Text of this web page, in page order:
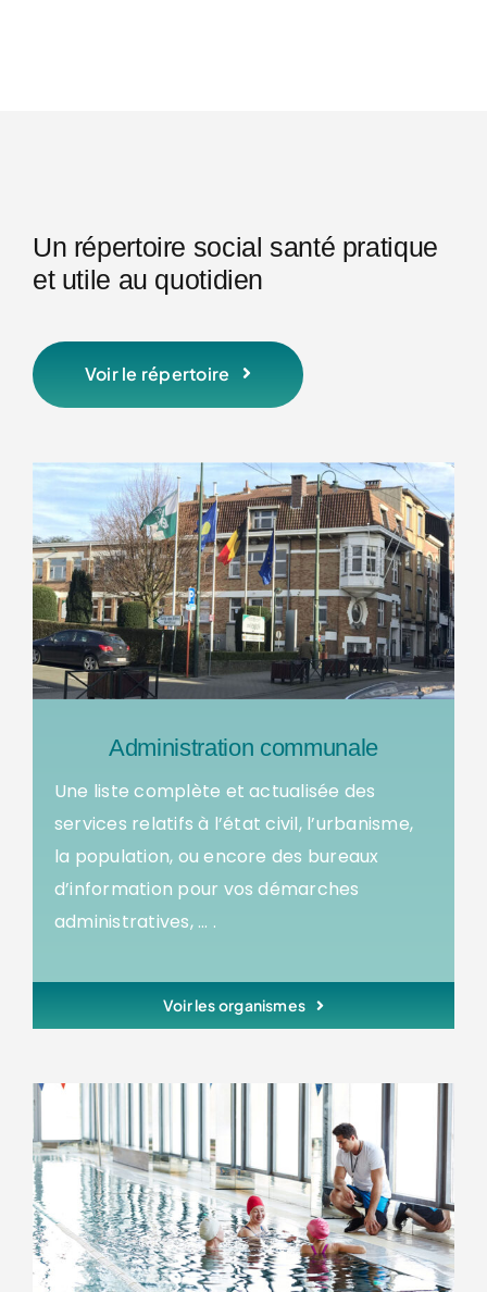
Un répertoire social santé pratique
et utile au quotidien
Voir le répertoire
Administration communale
Une liste complète et actualisée des
services relatifs à l’état civil, l’urbanisme,
la population, ou encore des bureaux
d’information pour vos démarches
administratives, … .
Voir les organismes